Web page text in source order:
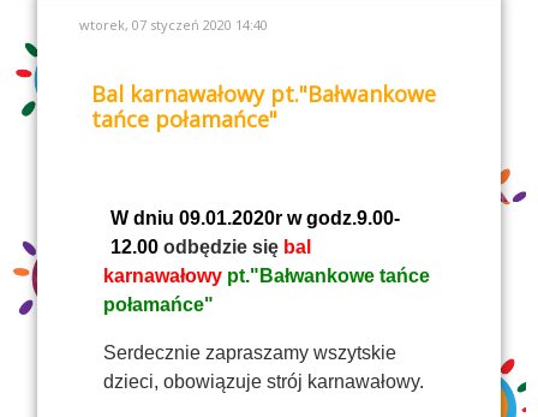
wtorek, 07 styczeń 2020 14:40
Bal karnawałowy pt."Bałwankowe
tańce połamańce"
W dniu 09.01.2020r w godz.9.00-
12.00 odbędzie się bal
karnawałowy pt."Bałwankowe tańce
połamańce"
Serdecznie zapraszamy wszytskie
dzieci, obowiązuje strój karnawałowy.